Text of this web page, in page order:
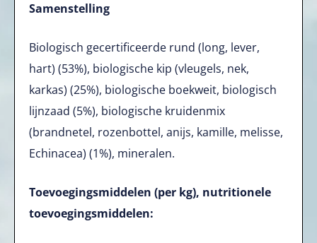
Samenstelling
Biologisch gecertificeerde rund (long, lever,
hart) (53%), biologische kip (vleugels, nek,
karkas) (25%), biologische boekweit, biologisch
lijnzaad (5%), biologische kruidenmix
(brandnetel, rozenbottel, anijs, kamille, melisse,
Echinacea) (1%), mineralen.
Toevoegingsmiddelen (per kg), nutritionele
toevoegingsmiddelen: